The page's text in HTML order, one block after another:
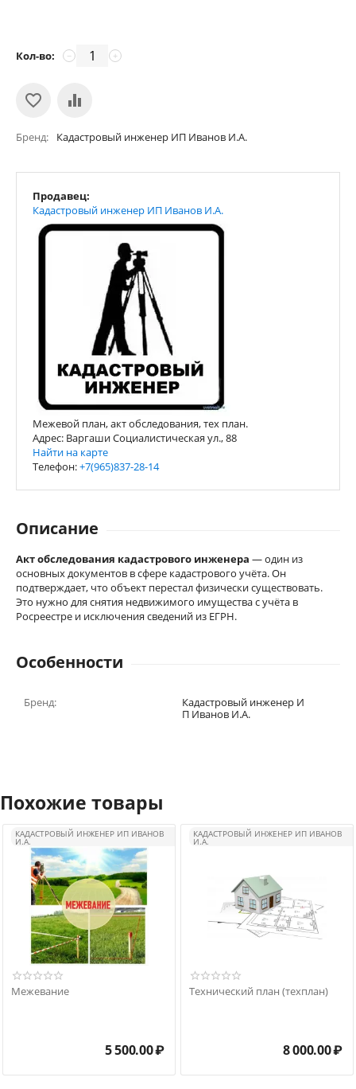
Кол-во: +
−
Бренд Кадастровый инженер ИП Иванов И.А.
Продавец:
Кадастровый инженер ИП Иванов И.А.
Межевой план, акт обследования, тех план.
Адрес: Варгаши Социалистическая ул., 88
Найти на карте
Телефон:+7(965)837-28-14
Описание
Акт обследования кадастрового инженера — один из
основных документов в сфере кадастрового учёта. Он
подтверждает, что объект перестал физически существовать.
Это нужно для снятия недвижимого имущества с учёта в
Росреестре и исключения сведений из ЕГРН.
Особенности
Бренд:
Кадастровый инженер И
П Иванов И.А.
Похожие товары
КАДАСТРОВЫЙ ИНЖЕНЕР ИП ИВАНОВ
И.А.
Межевание
5 500.00₽
КАДАСТРОВЫЙ ИНЖЕНЕР ИП ИВАНОВ
И.А.
Технический план (техплан)
8 000.00₽